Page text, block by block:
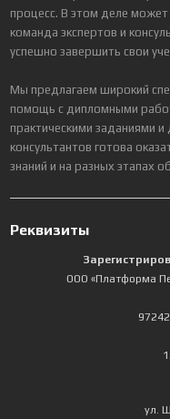
процесс. В этом деле
команда экспертов и
успешно завершить свои
Мы предлагаем широкий
помощь с дипломными
практическими заданиями
консультантов готова
знаний и на разных этапах
Реквизиты
ООО «Платформа
ул.